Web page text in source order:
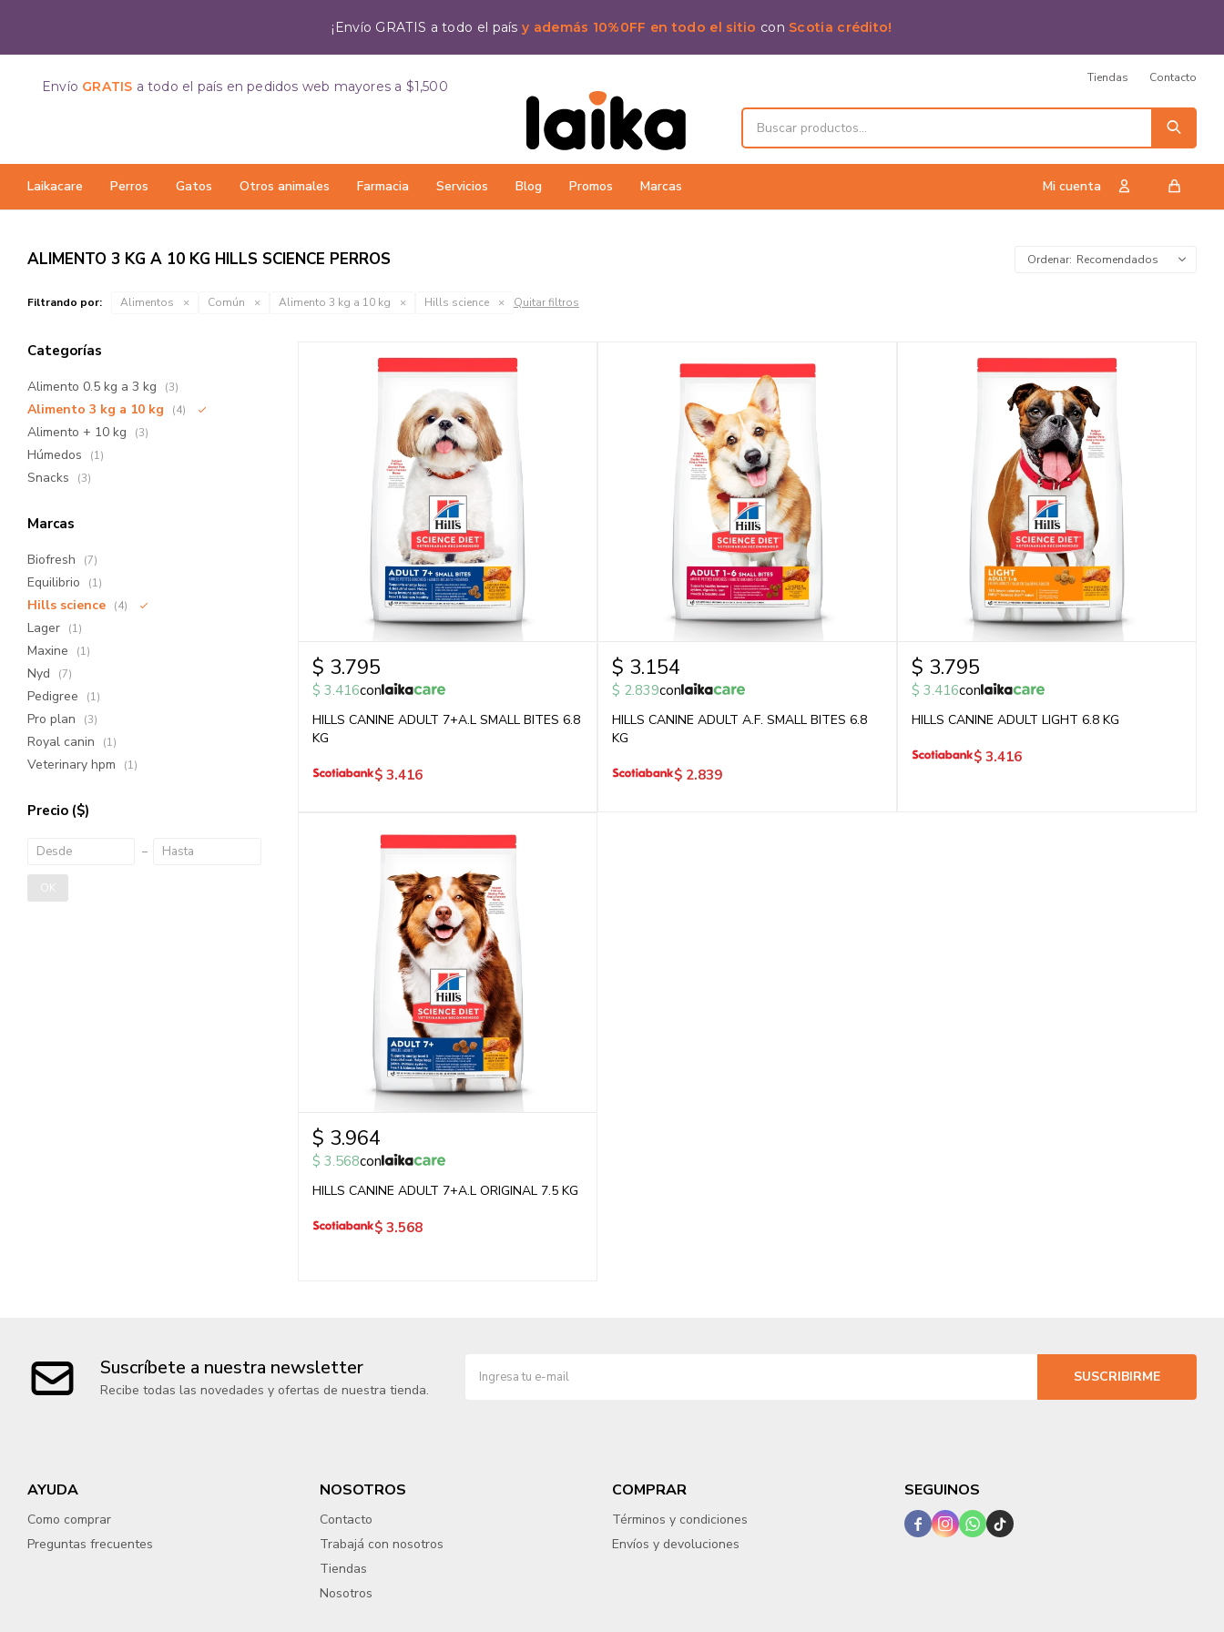
¡Envío GRATIS a todo el paísy además 10%0FF en todo el sitio con Scotia crédito!
Laikacare Perros Gatos Otros animales Farmacia Servicios Blog Promos Marcas
Envío GRATIS a todo el país en pedidos web mayores a $1,500
Tiendas Contacto
ALIMENTO 3 KG A 10 KG HILLS SCIENCE PERROS Recomendados
Filtrando por: Alimentos Común Alimento 3 kg a 10 kg Hills science Quitar filtros
$ 3.795
$ 3.416con
HILLS CANINE ADULT 7+A.L SMALL BITES 6.8
KG
$ 3.416
$ 3.154
$ 2.839con
HILLS CANINE ADULT A.F. SMALL BITES 6.8
KG
$ 2.839
$ 3.795
$ 3.416con
HILLS CANINE ADULT LIGHT 6.8 KG
$ 3.416
$ 3.964
$ 3.568con
HILLS CANINE ADULT 7+A.L ORIGINAL 7.5 KG
$ 3.568
Categorías
Alimento 0.5 kg a 3 kg (3)
Alimento 3 kg a 10 kg (4)
Alimento + 10 kg (3)
Húmedos (1)
Snacks (3)
Marcas
Biofresh (7)
Equilibrio (1)
Hills science (4)
Lager (1)
Maxine (1)
Nyd (7)
Pedigree (1)
Pro plan (3)
Royal canin (1)
Veterinary hpm (1)
Precio ($)
OK
Suscríbete a nuestra newsletter
Recibe todas las novedades y ofertas de nuestra tienda.
SUSCRIBIRME
AYUDA
Como comprar
Preguntas frecuentes
NOSOTROS
Contacto
Trabajá con nosotros
Tiendas
Nosotros
COMPRAR
Términos y condiciones
Envíos y devoluciones
SEGUINOS
   